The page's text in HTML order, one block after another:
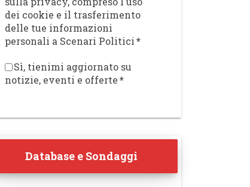
dei cookie e il trasferimento
delle tue informazioni
personali a Scenari Politici*
Sì, tienimi aggiornato su
notizie, eventi e offerte*
Database e Sondaggi